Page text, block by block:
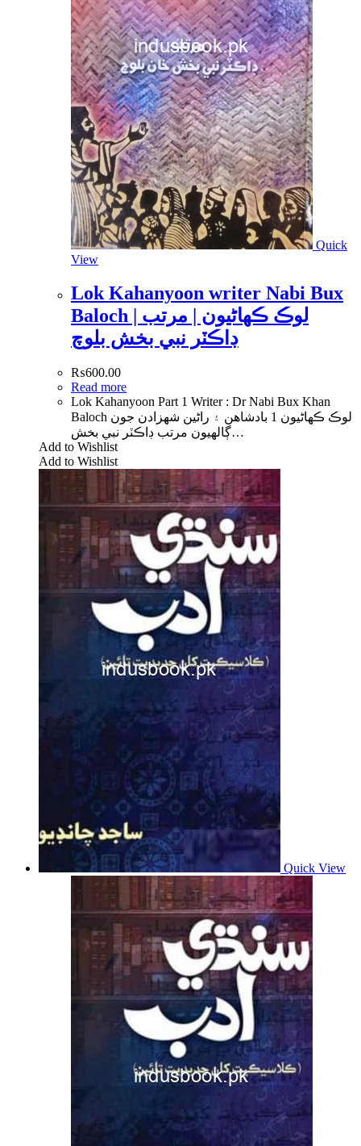
Quick
View
Lok Kahanyoon writer Nabi Bux
Baloch | لوڪ ڪھاڻيون | مرتب
ڊاڪٽر نبي بخش بلوچ
₨600.00
Read more
Lok Kahanyoon Part 1 Writer : Dr Nabi Bux Khan
Baloch لوڪ ڪھاڻيون 1 بادشاھن ۽ راڻين شھزادن جون
ڳالھيون مرتب ڊاڪٽر نبي بخش…
Add to Wishlist
Add to Wishlist
Quick View